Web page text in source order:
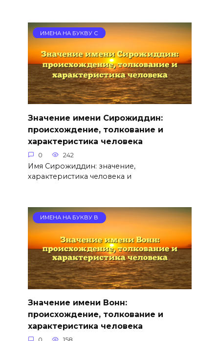
ИМЕНА НА БУКВУ С
Значение имени Сирожиддин:
происхождение, толкование и
характеристика человека
0 242
Имя Сирожиддин: значение,
характеристика человека и
ИМЕНА НА БУКВУ В
Значение имени Вонн:
происхождение, толкование и
характеристика человека